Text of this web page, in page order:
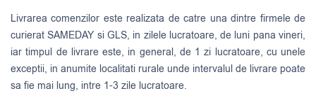
Livrarea comenzilor este realizata de catre una dintre firmele de
curieratSAMEDAY si GLS, in zilele lucratoare, de luni pana vineri,
iar timpul de livrare este, in general, de 1 zi lucratoare, cu unele
exceptii, in anumite localitati rurale unde intervalul de livrare poate
sa fie mai lung, intre 1-3 zile lucratoare.